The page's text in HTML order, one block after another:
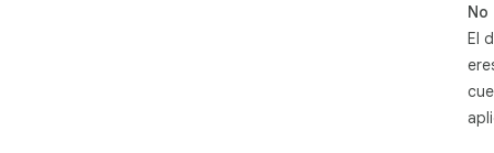
No
El